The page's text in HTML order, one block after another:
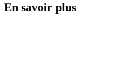
En savoir plus